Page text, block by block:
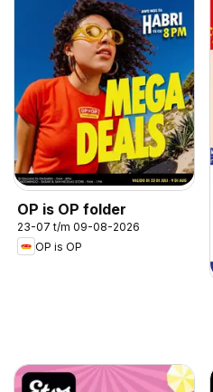
OP is OP folder
23-07 t/m 09-08-2026
OP is OP